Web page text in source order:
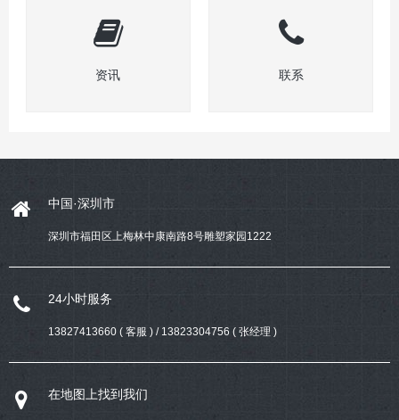
资讯 联系
中国·深圳市
深圳市福田区上梅林中康南路8号雕塑家园1222
24小时服务
13827413660 ( 客服 ) / 13823304756 ( 张经理 )
在地图上找到我们